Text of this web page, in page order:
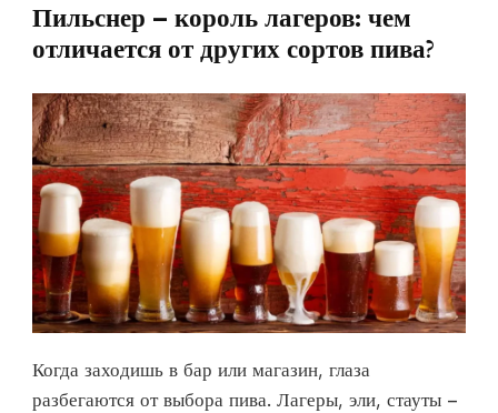
Пильснер – король лагеров: чем
отличается от других сортов пива?
Когда заходишь в бар или магазин, глаза
разбегаются от выбора пива. Лагеры, эли, стауты –